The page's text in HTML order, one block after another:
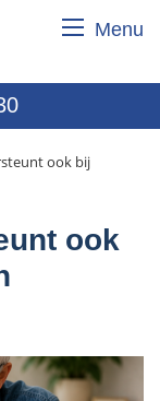
Menu
ook bij
ook